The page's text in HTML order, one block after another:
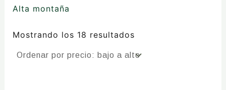
Alta montaña
Mostrando los 18 resultados